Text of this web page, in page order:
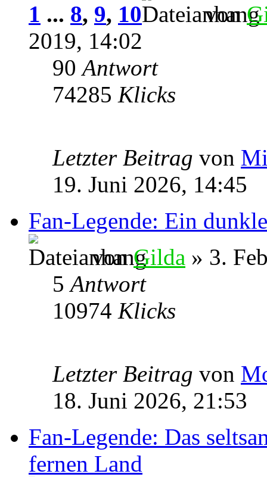
1 ... 8, 9, 10 von
2019, 14:02
90Antwort
74285 Klicks
Letzter Beitrag von
19. Juni 2026, 14:45
Fan-Legende: Ein
vonGilda » 3.
5Antwort
10974 Klicks
Letzter Beitrag von
18. Juni 2026, 21:53
Fan-Legende: Das
fernen Land